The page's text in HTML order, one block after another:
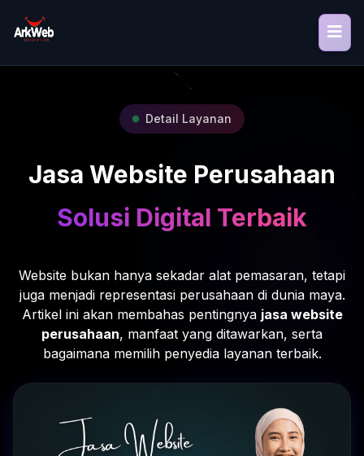
Detail Layanan
Jasa Website Perusahaan
Solusi Digital Terbaik
Website bukan hanya sekadar alat pemasaran, tetapi
juga menjadi representasi perusahaan di dunia maya.
Artikel ini akan membahas pentingnya jasa website
perusahaan, manfaat yang ditawarkan, serta
bagaimana memilih penyedia layanan terbaik.